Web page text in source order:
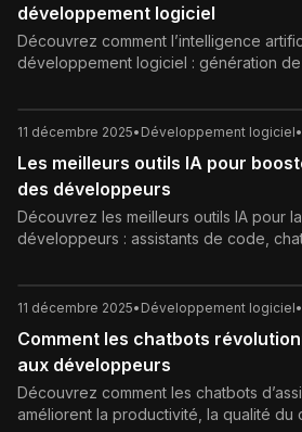
développement logiciel
Découvrez comment l’intelligence
développement logiciel : génération
bonnes pratiques pour intégrer l’IA
11 décembre 2025• Développement logiciel•
Les meilleurs outils IA pour
des développeurs
Découvrez les meilleurs outils IA pour
développeurs : assistants de code,
intégrer l’IA dans votre workflow dev
qualité, sécurité et bonnes pratiques.
11 décembre 2025• Développement logiciel•
Comment les chatbots
aux développeurs
Découvrez comment les chatbots
améliorent la productivité, la qualité du